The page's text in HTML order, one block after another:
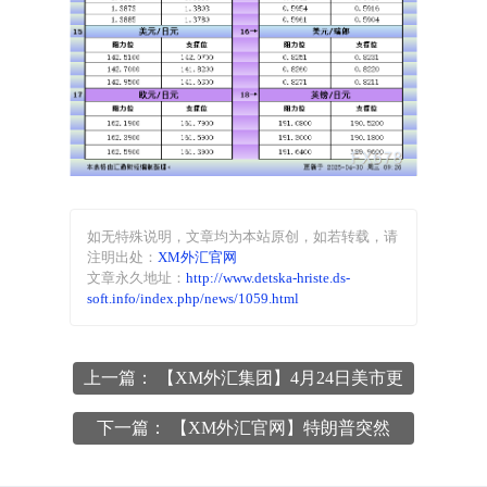
如无特殊说明，文章均为本站原创 ，如若转载，请
注明出处： XM外汇官网
文章永久地址： http://www.detska-hriste.ds-
soft.info/index.php/news/1059.html
上一篇： 【XM外汇集团】4月24日美市更
新支撑阻力:18品种支撑阻力(金银铂钯原
油天然气铜及十大货币对)
下一篇： 【XM外汇官网】特朗普突然